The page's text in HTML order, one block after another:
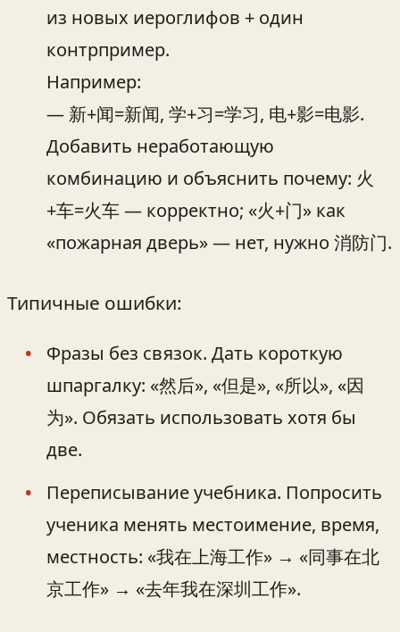
из новых иероглифов + один
контрпример.
Например:
— 新+闻=新闻, 学+习=学习, 电+影=电影.
Добавить неработающую
комбинацию и объяснить почему: 火
+车=火车 — корректно; «火+门» как
«пожарная дверь» — нет, нужно 消防门.
Типичные ошибки:
Фразы без связок. Дать короткую
шпаргалку: «然后», «但是», «所以», «因
为». Обязать использовать хотя бы
две.
Переписывание учебника. Попросить
ученика менять местоимение, время,
местность: «我在上海工作» → «同事在北
京工作» → «去年我在深圳工作».